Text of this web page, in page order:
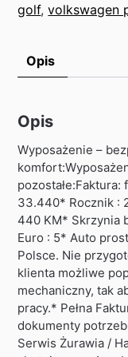
golf,volkswagen
Opis
Opis
Wyposażenie –
pozostałe:Faktura:
33.440* Rocznik :
440 KM* Skrzynia
Euro : 5* Auto
Polsce. Nie
klienta możliwe
mechaniczny, tak
pracy.* Pełna
dokumenty
Serwis Żurawia /